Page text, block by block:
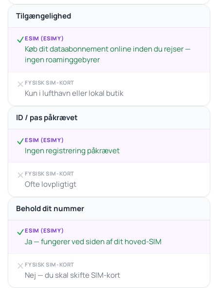
Tilgængelighed
ESIM (ESIMY)
Køb dit dataabonnement online inden du rejser —
ingen roaminggebyrer
FYSISK SIM-KORT
Kun i lufthavn eller lokal butik
ID / pas påkrævet
ESIM (ESIMY)
Ingen registrering påkrævet
FYSISK SIM-KORT
Ofte lovpligtigt
Behold dit nummer
ESIM (ESIMY)
Ja — fungerer ved siden af dit hoved-SIM
FYSISK SIM-KORT
Nej — du skal skifte SIM-kort